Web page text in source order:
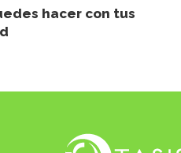
hacer con tus